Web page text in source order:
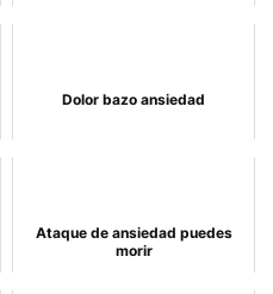
Dolor bazo ansiedad
Ataque de ansiedad puedes
morir